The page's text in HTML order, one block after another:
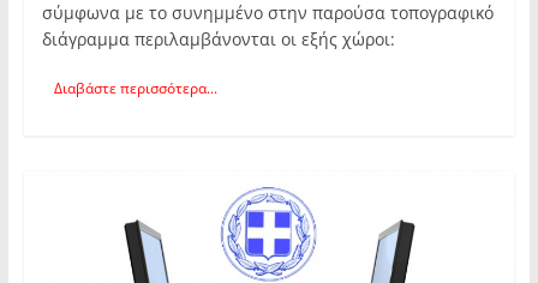
σύμφωνα με το συνημμένο στην παρούσα τοπογραφικό
διάγραμμα περιλαμβάνονται οι εξής χώροι:
Διαβάστε περισσότερα...